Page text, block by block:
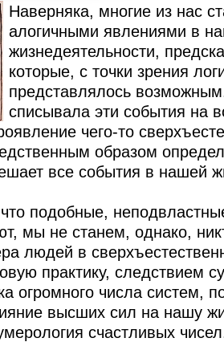
Наверняка, многие из нас
алогичными явлениями в
жизнедеятельности,
которые, с точки зрения
представлялось
списывала эти события на
чего-то
образом
все события в нашей
подобные,
мы не станем, однако,
людей в
практику, следствием
огромного числа систем,
высших сил на нашу
счастливых